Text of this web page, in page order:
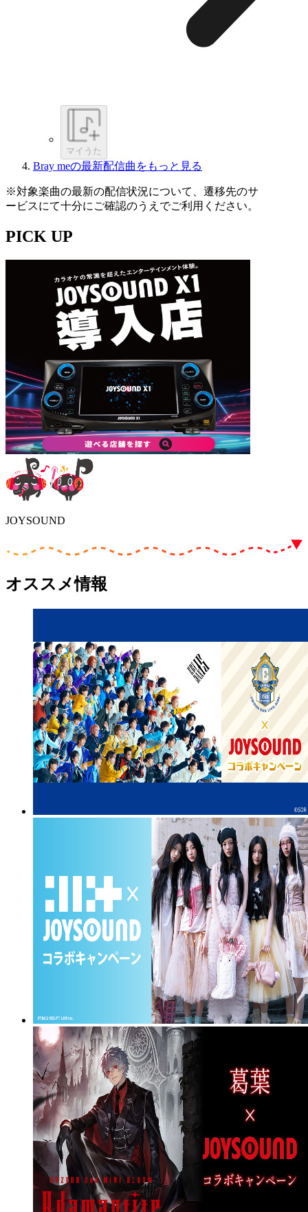
マイうた
Bray meの最新配信曲をもっと見る
※対象楽曲の最新の配信状況について、遷移先のサ
ービスにて十分にご確認のうえでご利用ください。
PICK UP
JOYSOUND
オススメ情報